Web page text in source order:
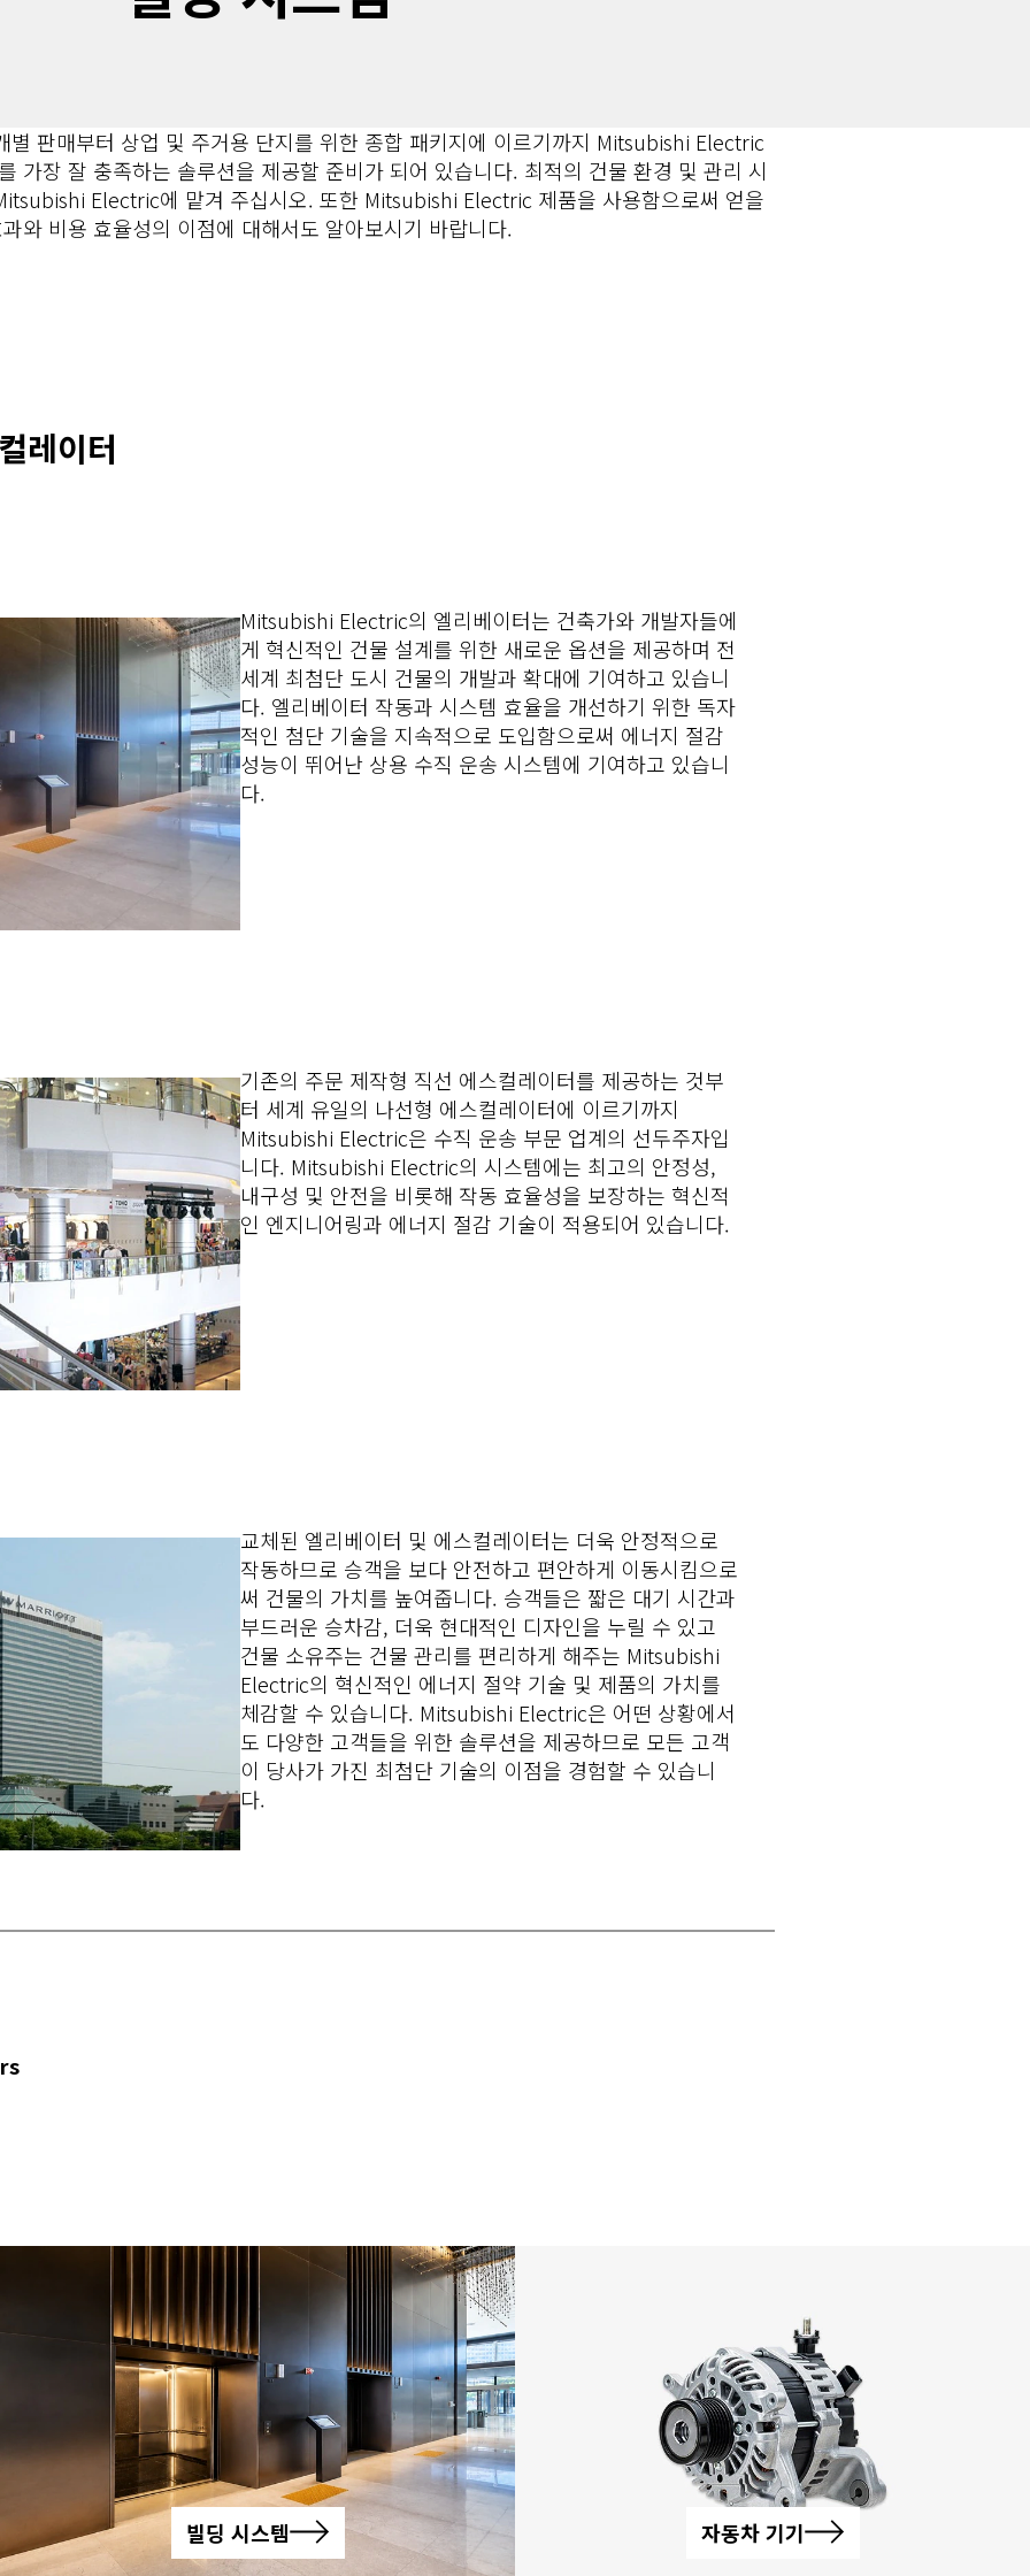
별 판매부터 상업 및 주거용 단지를 위한 종합 패키지에 이르기까지 Mitsubishi Electric
가장 잘 충족하는 솔루션을 제공할 준비가 되어 있습니다. 최적의 건물 환경 및 관리 시
Electric에 맡겨 주십시오. 또한 Mitsubishi Electric 제품을 사용함으로써 얻을
와 비용 효율성의 이점에 대해서도 알아보시기 바랍니다.
레이터
Mitsubishi Electric의 엘리베이터는 건축가와 개발자들에
게 혁신적인 건물 설계를 위한 새로운 옵션을 제공하며 전
세계 최첨단 도시 건물의 개발과 확대에 기여하고 있습니
다. 엘리베이터 작동과 시스템 효율을 개선하기 위한 독자
적인 첨단 기술을 지속적으로 도입함으로써 에너지 절감
성능이 뛰어난 상용 수직 운송 시스템에 기여하고 있습니
다.
기존의 주문 제작형 직선 에스컬레이터를 제공하는 것부
터 세계 유일의 나선형 에스컬레이터에 이르기까지
Mitsubishi Electric은 수직 운송 부문 업계의 선두주자입
니다. Mitsubishi Electric의 시스템에는 최고의 안정성,
내구성 및 안전을 비롯해 작동 효율성을 보장하는 혁신적
인 엔지니어링과 에너지 절감 기술이 적용되어 있습니다.
교체된 엘리베이터 및 에스컬레이터는 더욱 안정적으로
작동하므로 승객을 보다 안전하고 편안하게 이동시킴으로
써 건물의 가치를 높여줍니다. 승객들은 짧은 대기 시간과
부드러운 승차감, 더욱 현대적인 디자인을 누릴 수 있고
건물 소유주는 건물 관리를 편리하게 해주는 Mitsubishi
Electric의 혁신적인 에너지 절약 기술 및 제품의 가치를
체감할 수 있습니다. Mitsubishi Electric은 어떤 상황에서
도 다양한 고객들을 위한 솔루션을 제공하므로 모든 고객
이 당사가 가진 최첨단 기술의 이점을 경험할 수 있습니
다.
빌딩 시스템 자동차 기기